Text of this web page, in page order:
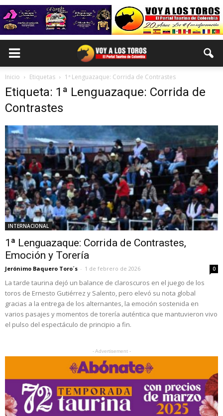
Inicio Etiquetas 1ª Lenguazaque: Corrida de Contrastes
Etiqueta: 1ª Lenguazaque: Corrida de
Contrastes
INTERNACIONAL
1ª Lenguazaque: Corrida de Contrastes,
Emoción y Torería
Jerónimo Baquero Toro´s - 1 de febrero de 2026 0
La tarde taurina dejó un balance de claroscuros en el juego de los
toros de Ernesto Gutiérrez y Salento, pero elevó su nota global
gracias a la entrega de los alternantes, la emoción sostenida en
varios pasajes y momentos de torería auténtica que mantuvieron vivo
el pulso del espectáculo de principio a fin.
- Advertisement -